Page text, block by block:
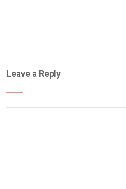
Leave a Reply